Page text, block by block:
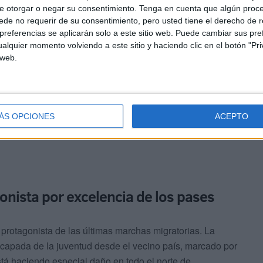
otorgar o negar su consentimiento. Tenga en cuenta que algún
no requerir de su consentimiento, pero usted tiene el derecho de
se aplicarán solo a este sitio web. Puede cambiar sus
momento volviendo a este sitio y haciendo clic en el botón
OPCIONES ACEPTO
trasladado hasta la ciudad autónoma.
–en la tarde del martes-, llevó a cabo también la
alcanzar la Península
este caso fue la propia Guardia Civil la que atisbó la
para coordinar el rescate y traslado a la base.
por excelencia de los pases
de las últimas marchas migratorias. La
de la juventud desde el vecino país, marcado por